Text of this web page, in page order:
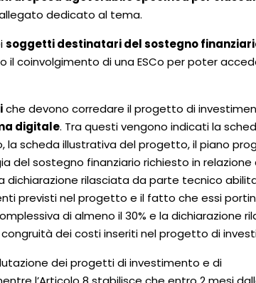
dedicato al tema.
soggetti destinatari del sostegno
coinvolgimento di una ESCo per poter
che devono corredare il progetto di
digitale. Tra questi vengono indicati la
la scheda illustrativa del progetto, il piano
del sostegno finanziario richiesto in relazione
dichiarazione rilasciata da parte tecnico
previsti nel progetto e il fatto che essi
di almeno il 30% e la dichiarazione
dei costi inseriti nel progetto di
dei progetti di investimento e di